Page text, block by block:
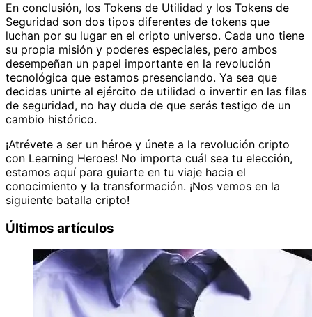
En conclusión, los Tokens de Utilidad y los Tokens de
Seguridad son dos tipos diferentes de tokens que
luchan por su lugar en el cripto universo. Cada uno tiene
su propia misión y poderes especiales, pero ambos
desempeñan un papel importante en la revolución
tecnológica que estamos presenciando. Ya sea que
decidas unirte al ejército de utilidad o invertir en las filas
de seguridad, no hay duda de que serás testigo de un
cambio histórico.
¡Atrévete a ser un héroe y únete a la revolución cripto
con Learning Heroes! No importa cuál sea tu elección,
estamos aquí para guiarte en tu viaje hacia el
conocimiento y la transformación. ¡Nos vemos en la
siguiente batalla cripto!
Últimos artículos